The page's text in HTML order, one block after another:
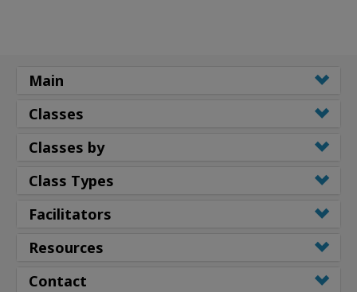
Main
Classes
Classes by
Class Types
Facilitators
Resources
Contact